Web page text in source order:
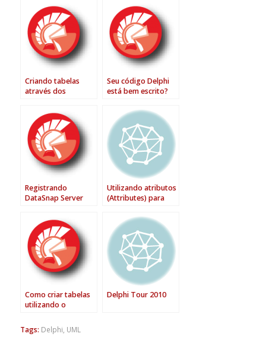
Criando tabelas
através dos
metadata do
dbExpress no Delphi
Seu código Delphi
está bem escrito?
Registrando
DataSnap Server
execução no Delphi
Utilizando atributos
(Attributes) para
objeto relacional em
Delphi 2010 – Parte
1
Como criar tabelas
utilizando o
Framework
Delphi Tour 2010
Tags: Delphi, UML